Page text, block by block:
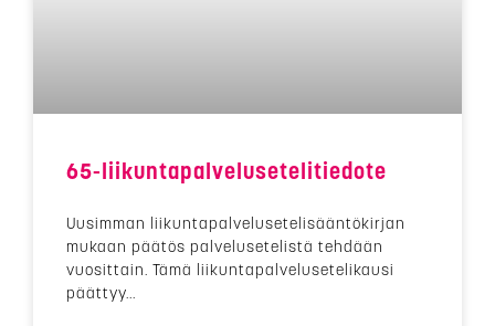
65-liikuntapalvelusetelitiedote
Uusimman liikuntapalvelusetelisääntökirjan
mukaan päätös palvelusetelistä tehdään
vuosittain. Tämä liikuntapalvelusetelikausi
päättyy